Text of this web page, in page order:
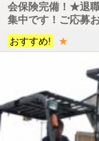
会保険完備！★退
集中です！ご応募
おすすめ!
★